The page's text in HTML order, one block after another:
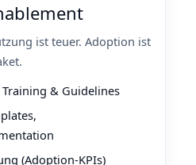
ist teuer. Adoption ist
& Guidelines
(Adoption‑KPIs)